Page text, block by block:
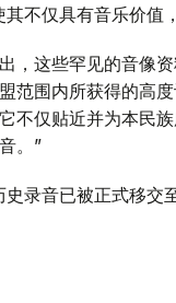
不仅具有音乐价值
，这些罕见的音像
范围内所获得的高
不仅贴近并为本民
。”
录音已被正式移交